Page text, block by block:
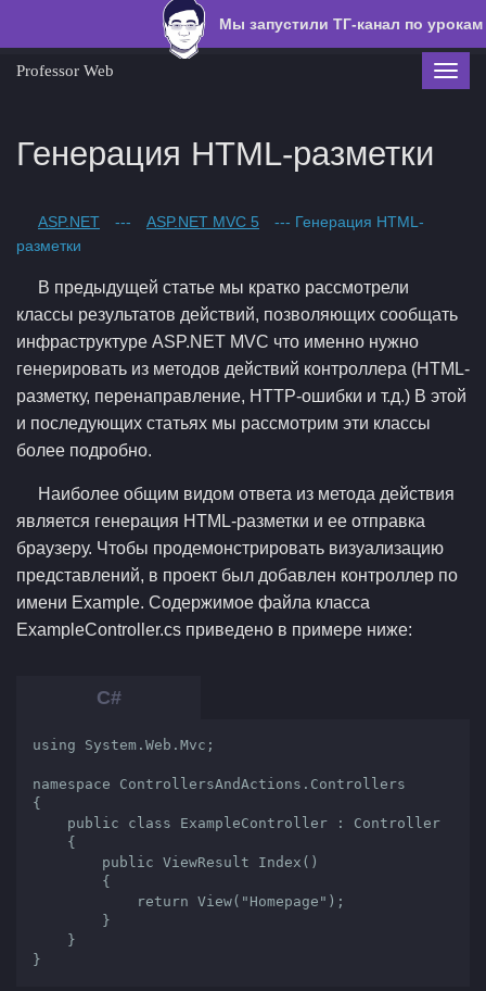
Мы запустили ТГ-канал по урокам
Professor Web
Генерация HTML-разметки
ASP.NET --- ASP.NET MVC 5
--- Генерация HTML-
разметки
В предыдущей статье мы кратко рассмотрели
классы результатов действий, позволяющих сообщать
инфраструктуре ASP.NET MVC что именно нужно
генерировать из методов действий контроллера (HTML-
разметку, перенаправление, HTTP-ошибки и т.д.) В этой
и последующих статьях мы рассмотрим эти классы
более подробно.
Наиболее общим видом ответа из метода действия
является генерация HTML-разметки и ее отправка
браузеру. Чтобы продемонстрировать визуализацию
представлений, в проект был добавлен контроллер по
имени Example. Содержимое файла класса
ExampleController.cs приведено в примере ниже:
using System.Web.Mvc;
namespace ControllersAndActions.Controllers
{
}